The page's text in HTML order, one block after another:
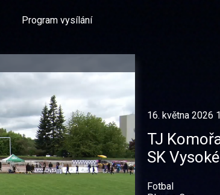
Program vysílání
16. května 2026
TJ
SK
Fotbal